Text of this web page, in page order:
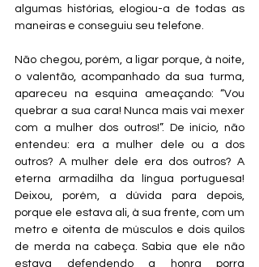
algumas histórias, elogiou-a de todas as
maneiras e conseguiu seu telefone.
Não chegou, porém, a ligar porque, à noite,
o valentão, acompanhado da sua turma,
apareceu na esquina ameaçando: “Vou
quebrar a sua cara! Nunca mais vai mexer
com a mulher dos outros!”. De início, não
entendeu: era a mulher dele ou a dos
outros? A mulher dele era dos outros? A
eterna armadilha da língua portuguesa!
Deixou, porém, a dúvida para depois,
porque ele estava ali, à sua frente, com um
metro e oitenta de músculos e dois quilos
de merda na cabeça. Sabia que ele não
estava defendendo a honra porra